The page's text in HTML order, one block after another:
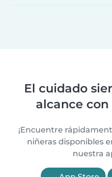
El cuidado
alcance
¡Encuentre
niñeras disponibles
nuestra